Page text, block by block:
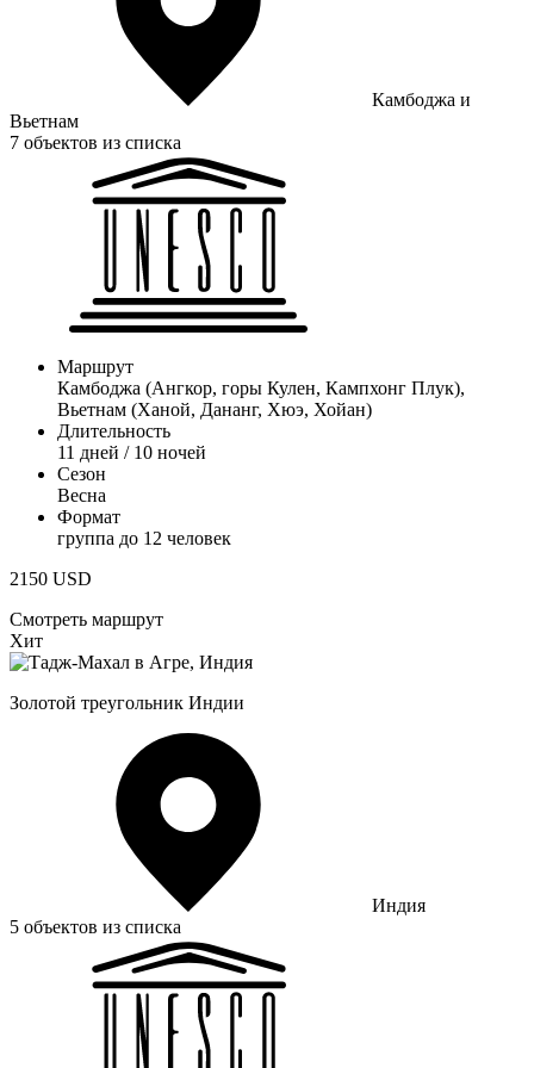
Камбоджа и
Вьетнам
7 объектов из списка
Маршрут
Камбоджа (Ангкор, горы Кулен, Кампхонг Плук),
Вьетнам (Ханой, Дананг, Хюэ, Хойан)
Длительность
11 дней / 10 ночей
Сезон
Весна
Формат
группа до 12 человек
2150 USD
Смотреть маршрут
Хит
Золотой треугольник Индии
Индия
5 объектов из списка